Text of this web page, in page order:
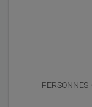
personnes